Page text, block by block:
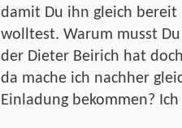
damit Du ihn gleich
wolltest. Warum musst
der Dieter Beirich hat
da mache ich nachher
Einladung bekommen?